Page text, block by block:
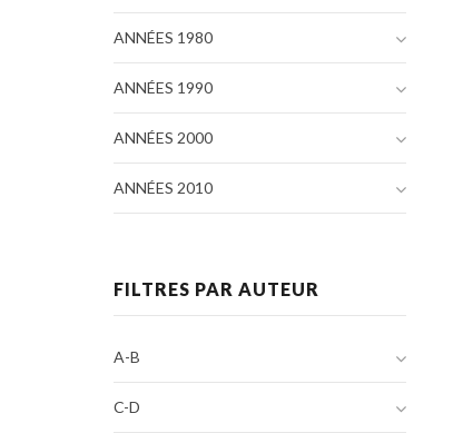
ANNÉES 1980
ANNÉES 1990
ANNÉES 2000
ANNÉES 2010
FILTRES PAR AUTEUR
A-B
C-D